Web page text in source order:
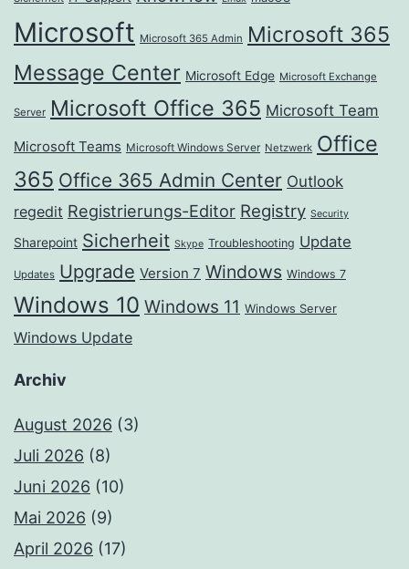
Microsoft Microsoft 365 Admin Microsoft 365
Message Center Microsoft Edge Microsoft Exchange
Server Microsoft Office 365 Microsoft Team
Microsoft Teams Microsoft Windows Server Netzwerk Office
365 Office 365 Admin Center Outlook
regedit Registrierungs-Editor Registry Security
Sharepoint Sicherheit Skype Troubleshooting Update
Updates Upgrade Version 7 Windows Windows 7
Windows 10 Windows 11 Windows Server
Windows Update
Archiv
August 2026 (3)
Juli 2026 (8)
Juni 2026 (10)
Mai 2026 (9)
April 2026 (17)